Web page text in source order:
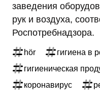
заведения
рук и воздуха,
Роспотребнадзора.
hör
гигиена в
гигиеническая
коронавирус